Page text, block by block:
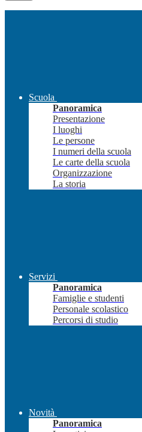
Scuola
Panoramica
Presentazione
I luoghi
Le persone
I numeri della scuola
Le carte della scuola
Organizzazione
La storia
Servizi
Panoramica
Famiglie e studenti
Personale scolastico
Percorsi di studio
Novità
Panoramica